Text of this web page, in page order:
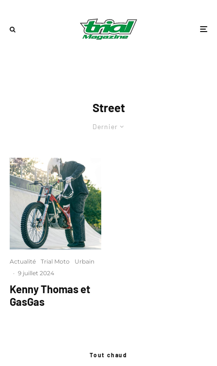
Street
Dernier
Actualité Trial Moto
Urbain
· 9 juillet 2024
Kenny Thomas et
GasGas
Tout chaud